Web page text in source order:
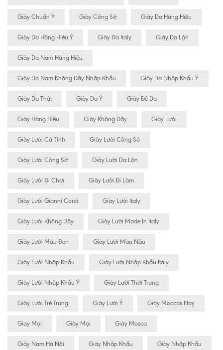
Giày Chuẩn Ý Giày Công Sở Giày Da Hàng Hiệu
Giày Da Hàng Hiệu Ý Giày Da Italy Giày Da Lộn
Giày Da Nam Hàng Hiệu
Giày Da Nam Không Dây Nhập Khẩu Giày Da Nhập Khẩu Ý
Giày Da Thật Giày Da Ý Giày Đế Da
Giày Hàng Hiệu Giày Không Dây Giày Lười
Giày Lười Cá Tính Giày Lười Công Sỏ
Giày Lười Công Sở Giày Lười Da Lộn
Giày Lười Đi Chơi Giày Lười Đi Làm
Giày Lười Gianni Conti Giày Lười Italy
Giày Lười Không Dây Giày Lười Made In Italy
Giày Lười Màu Đen Giày Lười Màu Nâu
Giày Lười Nhập Khẩu Giày Lười Nhập Khẩu Italy
Giày Lười Nhập Khẩu Ý Giày Lười Thời Trang
Giày Lười Trẻ Trung Giày Lười Ý Giày Moccas Itlay
Giay Mọi Giày Mọi Giày Mosca
Giày Nam Hà Nội Giày Nhâp Khẩu Giày Nhập Khẩu